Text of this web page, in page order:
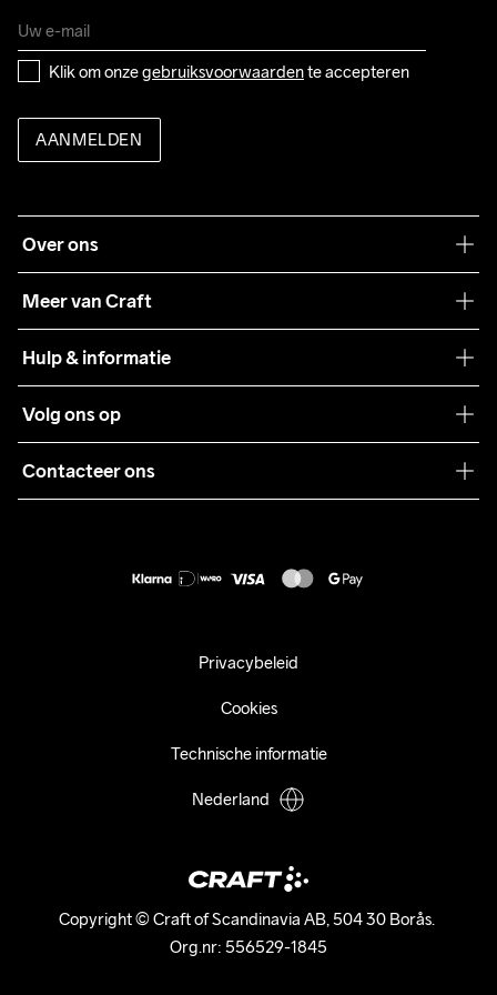
Klik om onze gebruiksvoorwaarden te accepteren
AANMELDEN
Over ons
Meer van Craft
Teamwear
Samenwerkingen
Pers
Hulp & informatie
Algemene voorwaarden
Retour
Volg ons op
Contacteer ons
Copyright © Craft of Scandinavia AB, 504 30 Borås.
Org.nr: 556529-1845
Privacybeleid
Cookies
Technische informatie
Nederland